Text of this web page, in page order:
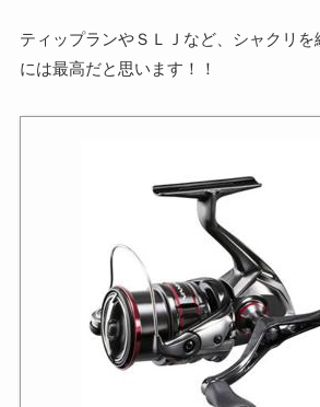
ティップランやＳＬＪなど、シャクリを
には最高だと思います！！